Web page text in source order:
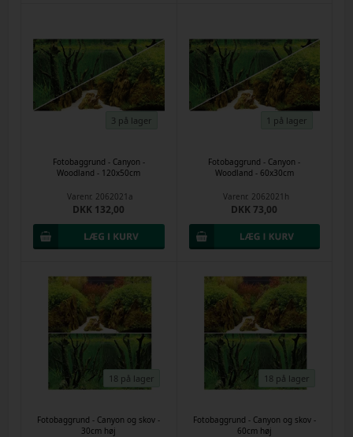
3 på lager
Fotobaggrund - Canyon -
Woodland - 120x50cm
Varenr. 2062021a
DKK 132,00
1 på lager
Fotobaggrund - Canyon -
Woodland - 60x30cm
Varenr. 2062021h
DKK 73,00
18 på lager
Fotobaggrund - Canyon og skov -
30cm høj
18 på lager
Fotobaggrund - Canyon og skov -
60cm høj